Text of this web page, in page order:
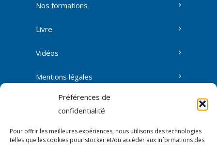
Préférences de
confidentialité
Pour offrir les meilleures expériences, nous utilisons des technologies
telles que les cookies pour stocker et/ou accéder aux informations des
Nos formations
Livre
Vidéos
Mentions légales
Contact
L’association